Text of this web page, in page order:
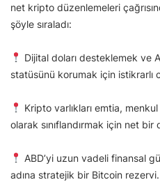
net kripto düzenlemeleri
şöyle sıraladı:
Dijital doları desteklemek ve
statüsünü korumak için istikrarlı
Kripto varlıkları emtia,
olarak sınıflandırmak için net
ABD’yi uzun vadeli finansal
adına stratejik bir Bitcoin rezervi.